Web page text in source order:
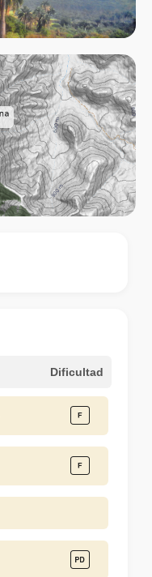
Dificultad